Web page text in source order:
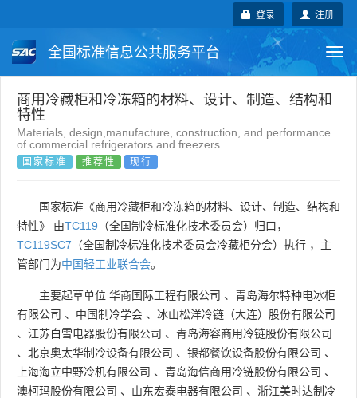
注册
登录
全国标准信息公共服务平台
国家标准 行业标准 地方标准
团体标准 企业标准 国际标准
商用冷藏柜和冷冻箱的材料、设计、制造、结构和
特性
Materials, design,manufacture, construction, and performance
of commercial refrigerators and freezers
国家标准 推荐性 现行
国家标准《商用冷藏柜和冷冻箱的材料、设计、制造、结构和
特性》 由TC119 （全国制冷标准化技术委员会）归口，
TC119SC7 （全国制冷标准化技术委员会冷藏柜分会）执行 ，主
管部门为中国轻工业联合会。
主要起草单位 华商国际工程有限公司 、 青岛海尔特种电冰柜
有限公司 、 中国制冷学会 、 冰山松洋冷链（大连）股份有限公司
、 江苏白雪电器股份有限公司 、 青岛海容商用冷链股份有限公司
、 北京奥太华制冷设备有限公司 、 银都餐饮设备股份有限公司 、
上海海立中野冷机有限公司 、 青岛海信商用冷链股份有限公司 、
澳柯玛股份有限公司 、 山东宏泰电器有限公司 、 浙江美时达制冷